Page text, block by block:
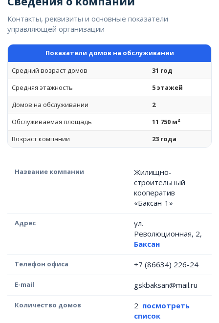
Контакты, реквизиты и основные показатели
управляющей организации
Показатели домов на обслуживании
Средний возраст домов
31 год
Средняя этажность
5 этажей
Домов на обслуживании
2
Обслуживаемая площадь
11 750 м²
Возраст компании
23 года
Название компании
Жилищно-
строительный
кооператив
«Баксан-1»
Адрес
ул.
Революционная, 2,
Баксан
Телефон офиса +7 (86634) 226-24
E-mail gskbaksan@mail.ru
Количество домов 2 посмотреть
список